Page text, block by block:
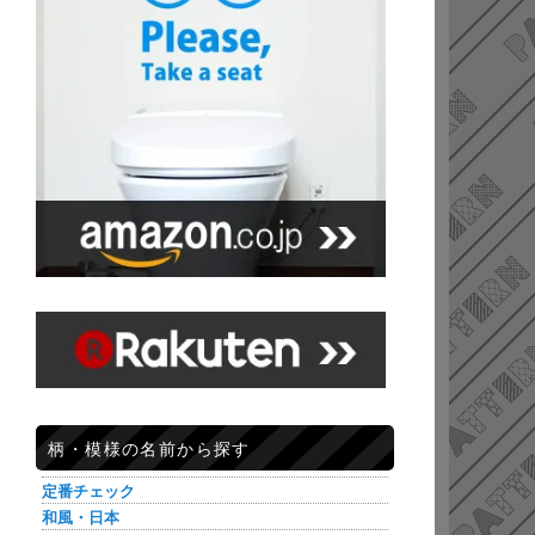
柄・模様の名前から探す
定番チェック
和風・日本